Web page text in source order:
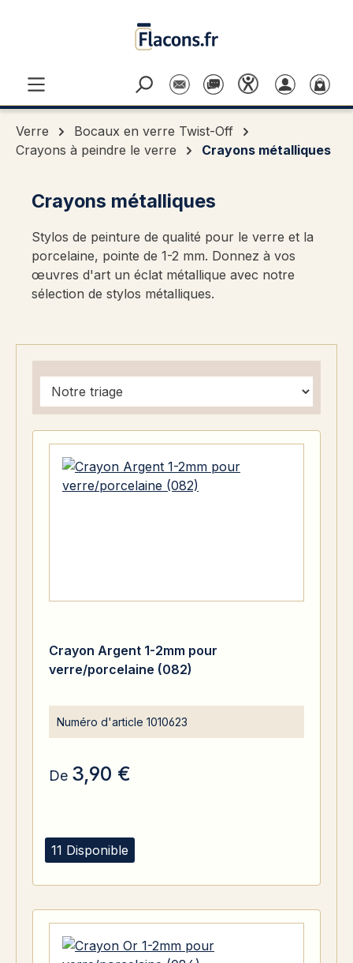
Verre
Bocaux en verre Twist-Off
Crayons à peindre le verre
Crayons métalliques
Crayons métalliques
Stylos de peinture de qualité pour le verre et la
porcelaine, pointe de 1-2 mm. Donnez à vos
œuvres d'art un éclat métallique avec notre
sélection de stylos métalliques.
11 Disponible
Crayon Argent 1-2mm pour
verre/porcelaine (082)
Numéro d'article 1010623
De 3,90 €